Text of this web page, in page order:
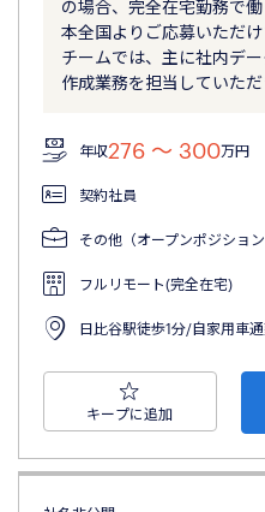
の場合、完全在宅勤務で
本全国よりご応募いただけ
チームでは、主に社内デ
作成業務を担当していた
年収276 〜 300万円
契約社員
その他（オープンポジション
フルリモート(完全在宅)
日比谷駅徒歩1分/自家用車
キープに追加